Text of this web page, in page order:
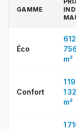
GAMME
Éco
m²
Confort
1
1
m²
1